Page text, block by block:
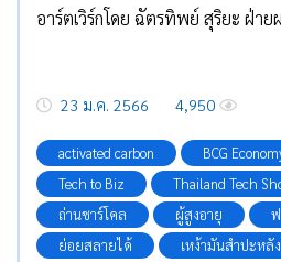
อาร์ตเวิร์กโดย ฉัตรทิพย์ สุริยะ ฝ่า
23 ม.ค. 2566 4,950
activated carbon
BCG
Tech to Biz
Thailand Tech
ถ่านชาร์โคล
ผู้สูงอายุ
ย่อยสลายได้
เหง้ามันสำปะหลัง